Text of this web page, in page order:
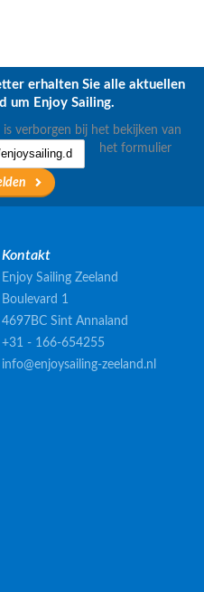
erhalten Sie alle aktuellen
um Enjoy Sailing.
is verborgen bij het bekijken van
het formulier
Kontakt
Enjoy Sailing Zeeland
Boulevard 1
4697BC Sint Annaland
+31 - 166-654255
info@enjoysailing-zeeland.nl